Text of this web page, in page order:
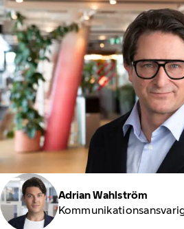
Adrian Wahlström